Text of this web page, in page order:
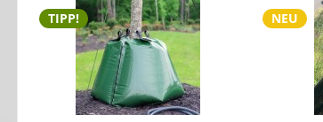
TIPP! NEU